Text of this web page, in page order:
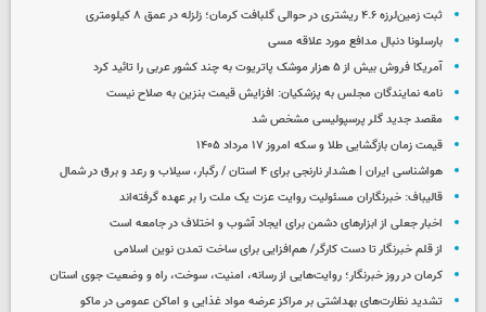
ثبت زمین‌لرزه ۴.۶ ریشتری در حوالی گلبافت کرمان؛ زلزله در عمق ۸ کیلومتری
بارسلونا دنبال مدافع مورد علاقه مسی
آمریکا فروش بیش از ۵ هزار موشک پاتریوت به چند کشور عربی را تائید کرد
نامه نمایندگان مجلس به پزشکیان: افزایش قیمت بنزین به صلاح نیست
مقصد جدید گلر پرسپولیسی مشخص شد
قیمت زمان بازگشایی طلا و سکه امروز ۱۷ مرداد ۱۴۰۵
هواشناسی ایران | هشدار نارنجی برای ۴ استان / رگبار، سیلاب و رعد و برق در شمال
قالیباف: خبرنگاران مسئولیت روایت عزت یک ملت را بر عهده گرفته‌اند
اخبار جعلی از ابزارهای دشمن برای ایجاد آشوب و اختلاف در جامعه است
از قلم خبرنگار تا دست کارگر/ هم‌افزایی برای ساخت تمدن نوین اسلامی
کرمان در روز خبرنگار؛ روایت‌هایی از رسانه، امنیت، سوخت، راه و وضعیت جوی استان
تشدید نظارت‌های بهداشتی بر مراکز عرضه مواد غذایی و اماکن عمومی در ماکو